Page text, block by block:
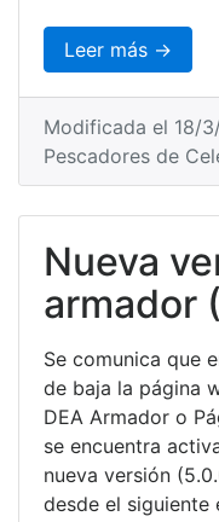
Leer más →
Modificada el 18/
Pescadores de
Nueva
armador
Se comunica que
de baja la página
DEA Armador o
se encuentra
nueva versión
desde el siguiente